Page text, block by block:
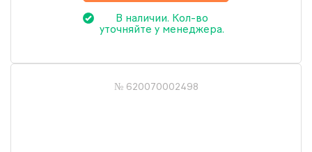
В наличии. Кол-во
уточняйте у менеджера.
№ 620070002498